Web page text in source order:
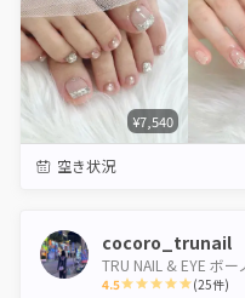
¥7,540
空き状況
cocoro_trunail
TRU NAIL & EYE ボ
4.5 (25件)